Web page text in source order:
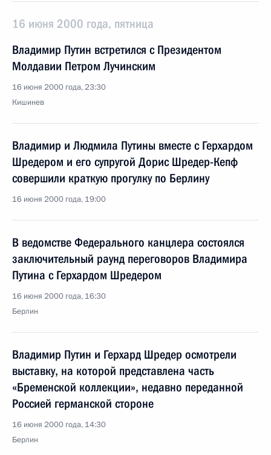
16 июня 2000 года, пятница
Владимир Путин встретился с Президентом
Молдавии Петром Лучинским
16 июня 2000 года, 23:30
Кишинев
Владимир и Людмила Путины вместе с Герхардом
Шредером и его супругой Дорис Шредер-Кепф
совершили краткую прогулку по Берлину
16 июня 2000 года, 19:00
В ведомстве Федерального канцлера состоялся
заключительный раунд переговоров Владимира
Путина с Герхардом Шредером
16 июня 2000 года, 16:30
Берлин
Владимир Путин и Герхард Шредер осмотрели
выставку, на которой представлена часть
«Бременской коллекции», недавно переданной
Россией германской стороне
16 июня 2000 года, 14:30
Берлин